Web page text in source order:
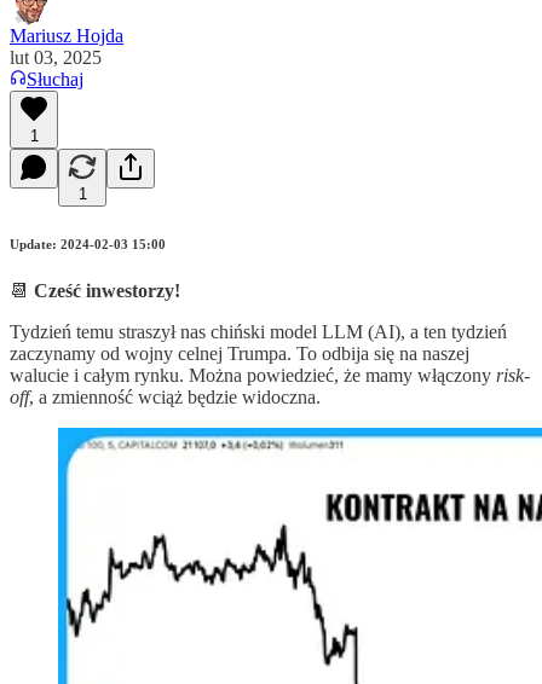
Mariusz Hojda
lut 03, 2025
Słuchaj
1
1
Update: 2024-02-03 15:00
📆 Cześć inwestorzy!
Tydzień temu straszył nas chiński model LLM (AI), a ten tydzień
zaczynamy od wojny celnej Trumpa. To odbija się na naszej
walucie i całym rynku. Można powiedzieć, że mamy włączony risk-
off, a zmienność wciąż będzie widoczna.